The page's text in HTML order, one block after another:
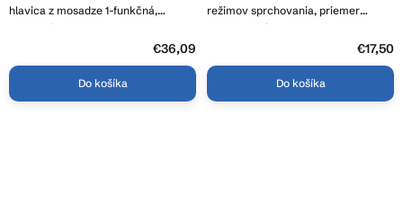
hlavica z mosadze 1-funkčná,
grafitová, DEA-NOR_D51S
€36,09
Do košíka
režimov sprchovania, priemer
110mm, chróm, 1204-05
€17,50
Do košíka